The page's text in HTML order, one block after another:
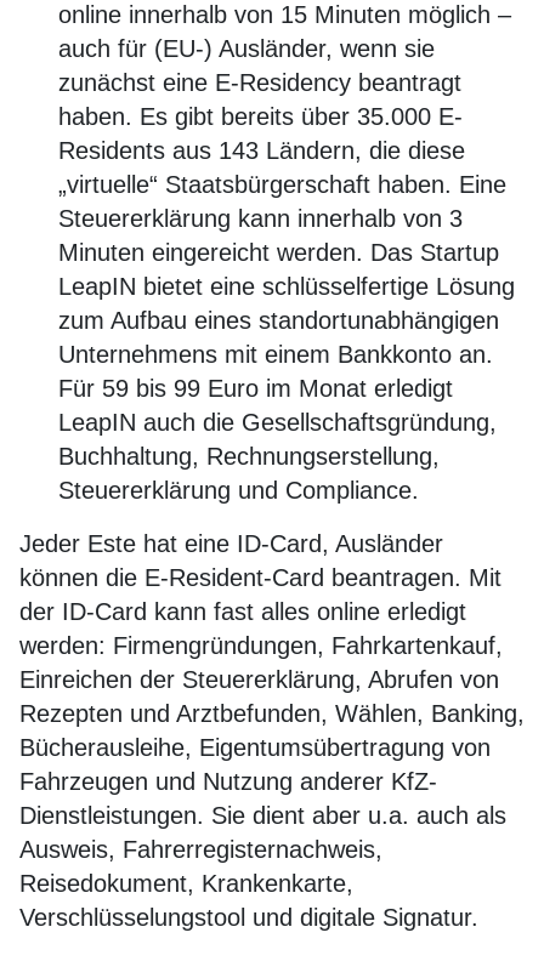
online innerhalb von 15 Minuten möglich –
auch für (EU-) Ausländer, wenn sie
zunächst eine E-Residency beantragt
haben. Es gibt bereits über 35.000 E-
Residents aus 143 Ländern, die diese
„virtuelle“ Staatsbürgerschaft haben. Eine
Steuererklärung kann innerhalb von 3
Minuten eingereicht werden. Das Startup
LeapIN bietet eine schlüsselfertige Lösung
zum Aufbau eines standortunabhängigen
Unternehmens mit einem Bankkonto an.
Für 59 bis 99 Euro im Monat erledigt
LeapIN auch die Gesellschaftsgründung,
Buchhaltung, Rechnungserstellung,
Steuererklärung und Compliance.
Jeder Este hat eine ID-Card, Ausländer
können die E-Resident-Card beantragen. Mit
der ID-Card kann fast alles online erledigt
werden: Firmengründungen, Fahrkartenkauf,
Einreichen der Steuererklärung, Abrufen von
Rezepten und Arztbefunden, Wählen, Banking,
Bücherausleihe, Eigentumsübertragung von
Fahrzeugen und Nutzung anderer KfZ-
Dienstleistungen. Sie dient aber u.a. auch als
Ausweis, Fahrerregisternachweis,
Reisedokument, Krankenkarte,
Verschlüsselungstool und digitale Signatur.